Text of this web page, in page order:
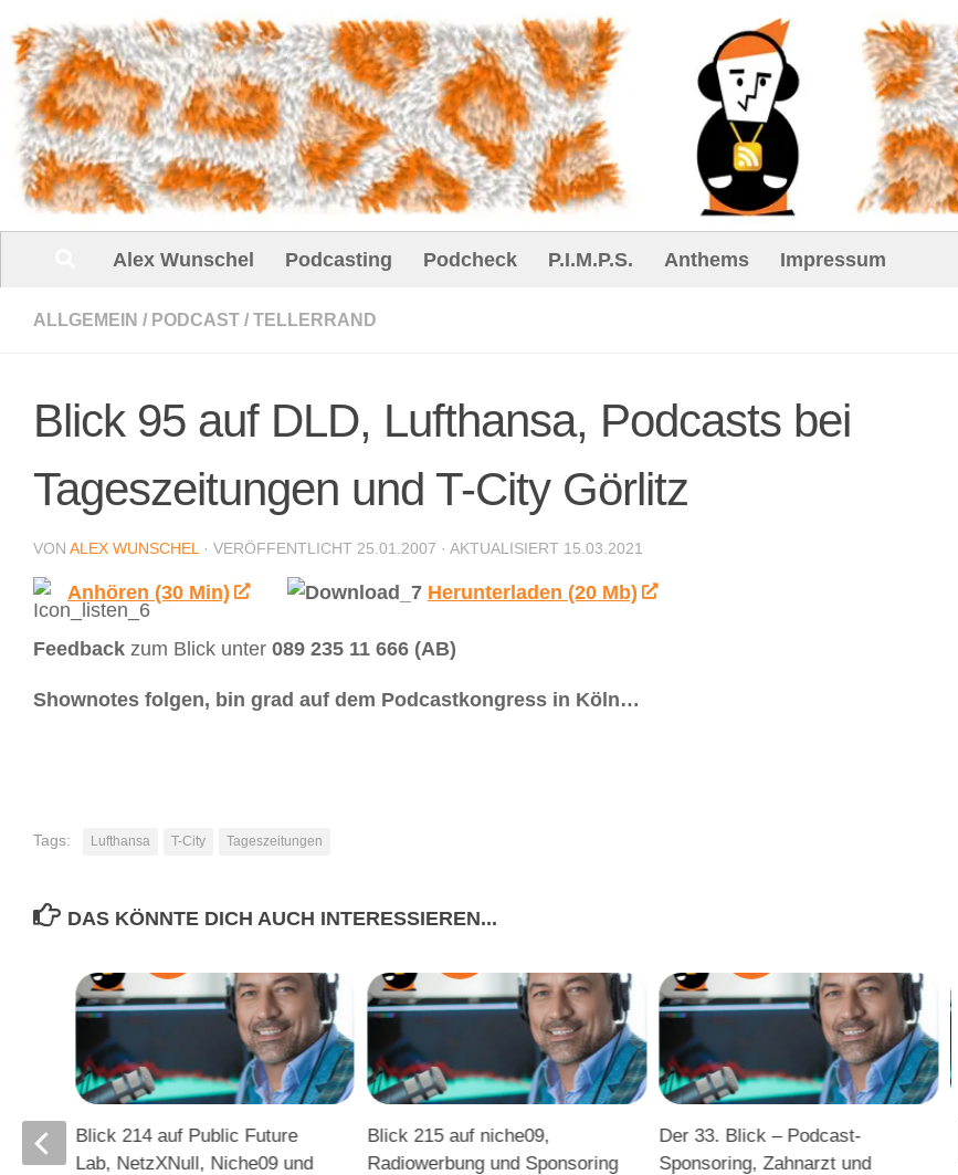
Unter dem Inhalt
Alex Wunschel Podcasting Podcheck P.I.M.P.S. Anthems Impressum
ALLGEMEIN / PODCAST / TELLERRAND
Blick 95 auf DLD, Lufthansa, Podcasts bei
Tageszeitungen und T-City Görlitz
VON ALEX WUNSCHEL · VERÖFFENTLICHT 25.01.2007 · AKTUALISIERT 15.03.2021
Anhören (30 Min) Herunterladen (20 Mb)
Feedback zum Blick unter 089 235 11 666 (AB)
Shownotes folgen, bin grad auf dem Podcastkongress in Köln…
Tags: Lufthansa T-City Tageszeitungen
DAS KÖNNTE DICH AUCH INTERESSIEREN...
Blick 215 auf niche09,
Radiowerbung und Sponsoring
Der 33. Blick – Podcast-
Sponsoring, Zahnarzt und
Blick 214 auf Public Future
Lab, NetzXNull, Niche09 und